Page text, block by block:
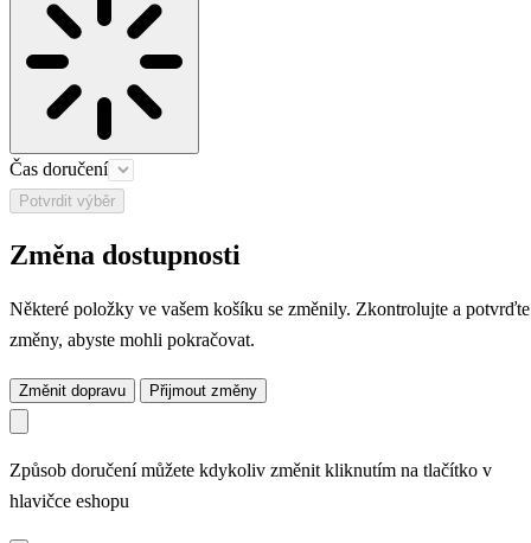
Čas doručení
Potvrdit výběr
Změna dostupnosti
Některé položky ve vašem košíku se změnily. Zkontrolujte a potvrďte
změny, abyste mohli pokračovat.
Změnit dopravu Přijmout změny
Způsob doručení můžete kdykoliv změnit kliknutím na tlačítko v
hlavičce eshopu